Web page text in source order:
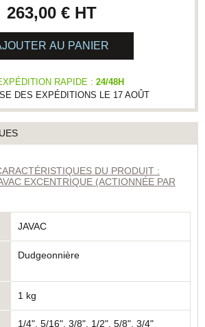
263,00 €HT
AU PANIER
RAPIDE : 24/48H
DES EXPÉDITIONS LE 17 AOÛT
DU PRODUIT :
EXCENTRIQUE (ACTIONNÉE PAR
JAVAC
Dudgeonnière
1 kg
1/4", 5/16", 3/8", 1/2", 5/8", 3/4"